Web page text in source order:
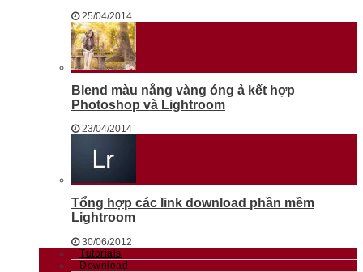
25/04/2014
Blend màu nắng vàng óng ả kết hợp
Photoshop và Lightroom
23/04/2014
Tổng hợp các link download phần mềm
Lightroom
30/06/2012
Tutorials
Download